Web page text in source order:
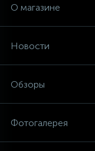
О магазине
Новости
Обзоры
Фотогалерея